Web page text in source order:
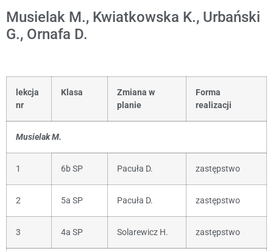
Musielak M., Kwiatkowska K., Urbański
G., Ornafa D.
lekcja
nr
Klasa
Zmiana w
planie
Forma
realizacji
Musielak M.
1 6b SP Pacuła D. zastępstwo
2 5a SP Pacuła D. zastępstwo
3 4a SP Solarewicz H. zastępstwo